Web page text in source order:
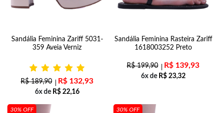
Sandália Feminina Zariff 5031-
359 Aveia Verniz
R$189,90 R$ 132,93
6x de R$22,16
Sandália Feminina Rasteira Zariff
1618003252 Preto
R$199,90 R$ 139,93
6x de R$23,32
30% OFF 30% OFF